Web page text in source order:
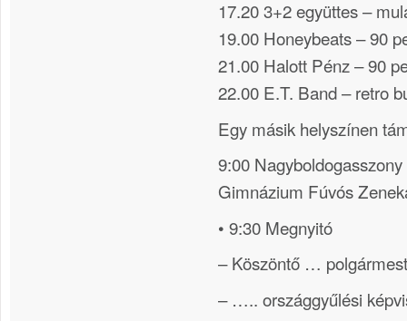
17.20 3+2 együttes –
19.00 Honeybeats – 90
21.00 Halott Pénz – 90
22.00 E.T. Band – retro
Egy másik helyszínen
9:00
Gimnázium Fúvós
• 9:30 Megnyitó
– Köszöntő …
– ….. országgyűlési